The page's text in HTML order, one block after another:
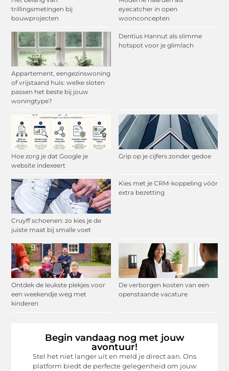
trillingsmetingen bij
bouwprojecten
eyecatcher in open
woonconcepten
Appartement, eengezinswoning
of vrijstaand huis: welke sloten
passen het beste bij jouw
woningtype?
Dentius Hannut als slimme
hotspot voor je glimlach
Hoe zorg je dat Google je
website indexeert
Grip op je cijfers zonder gedoe
Cruyff schoenen: zo kies je de
juiste maat bij smalle voet
Kies met je CRM-koppeling vóór
extra bezetting
Ontdek de leukste plekjes voor
een weekendje weg met
kinderen
De verborgen kosten van een
openstaande vacature
Begin vandaag nog met jouw
avontuur!
Stel het niet langer uit en meld je direct aan. Ons
platform biedt de perfecte gelegenheid om jouw